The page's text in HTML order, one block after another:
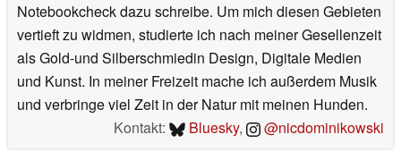
Notebookcheck dazu schreibe. Um mich diesen Gebieten
vertieft zu widmen, studierte ich nach meiner Gesellenzeit
als Gold-und Silberschmiedin Design, Digitale Medien
und Kunst. In meiner Freizeit mache ich außerdem Musik
und verbringe viel Zeit in der Natur mit meinen Hunden.
Kontakt:
Bluesky, @nicdominikowski